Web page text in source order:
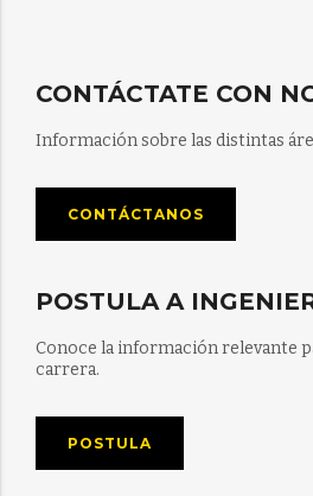
CONTÁCTATE CON
Información sobre las distintas
CONTÁCTANOS
POSTULA A
Conoce la información relevante
carrera.
POSTULA